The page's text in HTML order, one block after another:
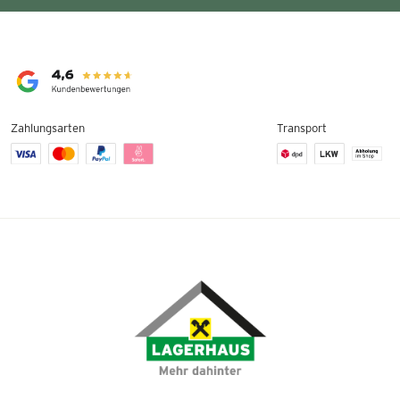
Zahlungsarten Transport